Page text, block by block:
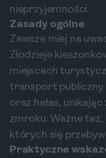
nieprzyjemności.
Zasady ogólne
Zawsze miej na
Złodzieje
miejscach
transport
oraz hałas,
zmroku. Ważne
których się
Praktyczne